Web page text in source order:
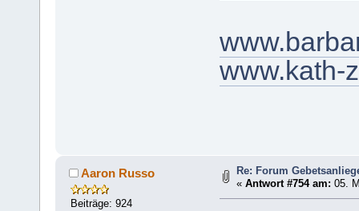
www.kath-
Aaron Russo
Beiträge: 924
Re: Forum
«Antwort #754 am: 05.